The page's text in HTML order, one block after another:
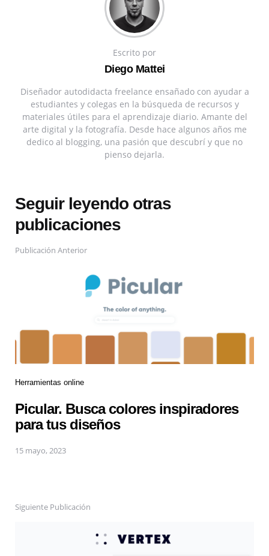
Escrito por
Diego Mattei
Diseñador autodidacta freelance ensañado con ayudar a
estudiantes y colegas en la búsqueda de recursos y
materiales útiles para el aprendizaje diario. Amante del
arte digital y la fotografía. Desde hace algunos años me
dedico al blogging, una pasión que descubrí y que no
pienso dejarla.
Seguir leyendo otras
publicaciones
Publicación Anterior
Herramientas online
Picular. Busca colores inspiradores
para tus diseños
15 mayo, 2023
Siguiente Publicación